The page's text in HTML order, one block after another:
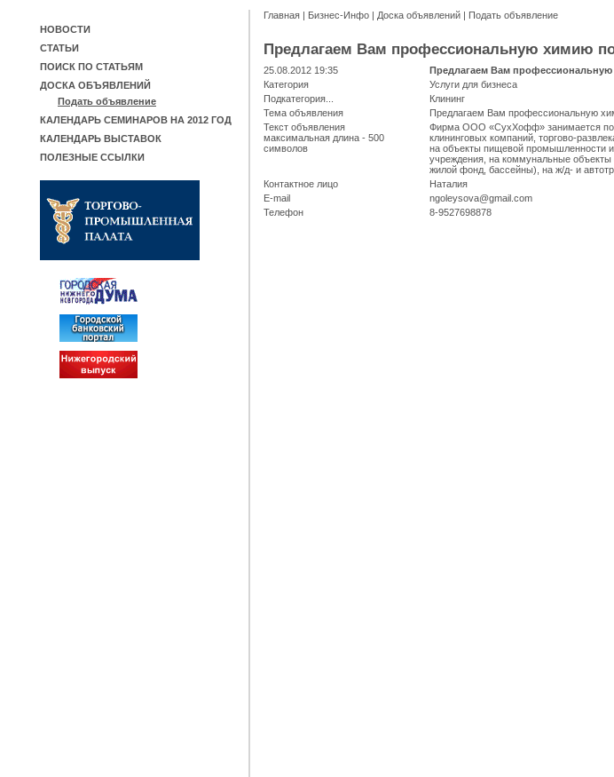
НОВОСТИ
СТАТЬИ
ПОИСК ПО СТАТЬЯМ
ДОСКА ОБЪЯВЛЕНИЙ
Подать объявление
КАЛЕНДАРЬ СЕМИНАРОВ НА 2012 ГОД
КАЛЕНДАРЬ ВЫСТАВОК
ПОЛЕЗНЫЕ ССЫЛКИ
Главная | Бизнес-Инфо | Доска объявлений | Подать объявление
Предлагаем Вам профессиональную химию
25.08.2012 19:35
Предлагаем Вам
Категория
Услуги для бизнеса
Подкатегория...
Клининг
Тема объявления
Предлагаем Вам профессиональную
Текст объявления
максимальная длина - 500
символов
Фирма ООО «СухХофф» занимается
клининговых компаний, торгово-
на объекты пищевой промышленности и
учреждения, на коммунальные
жилой фонд, бассейны), на ж/д- и
Контактное лицо
Наталия
E-mail
ngoleysova@gmail.com
Телефон
8-9527698878